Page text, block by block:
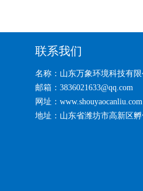
联系我们
名称：山东万象环境科技有限
邮箱：3836021633@qq.com
网址：www.shouyaocanliu.com
地址：山东省潍坊市高新区